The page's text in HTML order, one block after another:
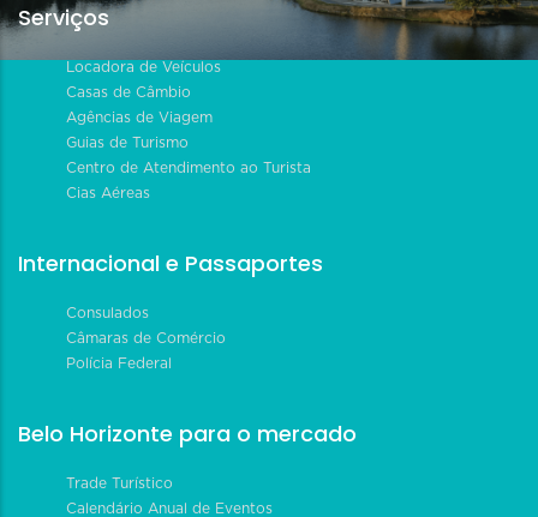
Serviços
Locadora de Veículos
Casas de Câmbio
Agências de Viagem
Guias de Turismo
Centro de Atendimento ao Turista
Cias Aéreas
Internacional e Passaportes
Consulados
Câmaras de Comércio
Polícia Federal
Belo Horizonte para o mercado
Trade Turístico
Calendário Anual de Eventos